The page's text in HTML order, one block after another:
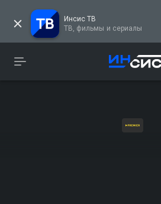
Инсис ТВ
ТВ, фильмы и сериалы